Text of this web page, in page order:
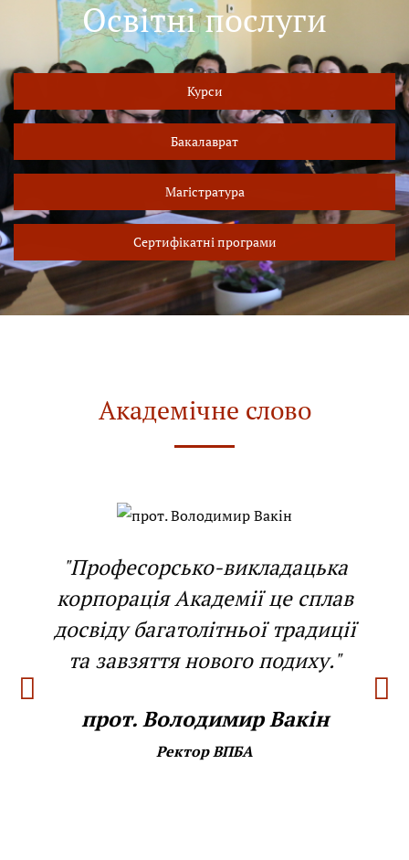
Освітні послуги
Курси
Бакалаврат
Магістратура
Сертифікатні програми
Академічне слово
"Професорсько-викладацька
корпорація Академії це сплав
досвіду багатолітньої традиції
та завзяття нового подиху."
прот. Володимир Вакін
Ректор ВПБА